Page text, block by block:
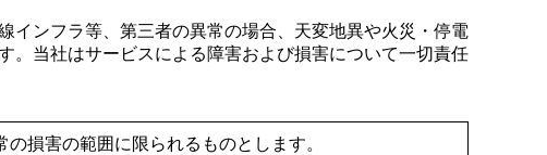
インフラ等、第三者の異常の場合、天変地異や火災・停電
。当社はサービスによる障害および損害について一切責任
損害の範囲に限られるものとします。